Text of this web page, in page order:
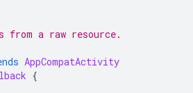
from a raw resource.
AppCompatActivity
{